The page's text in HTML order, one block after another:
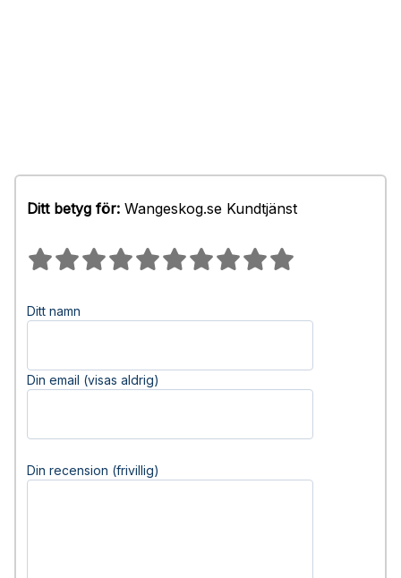
Ditt betyg för: Wangeskog.se Kundtjänst
Ditt namn
Din email (visas aldrig)
Din recension (frivillig)